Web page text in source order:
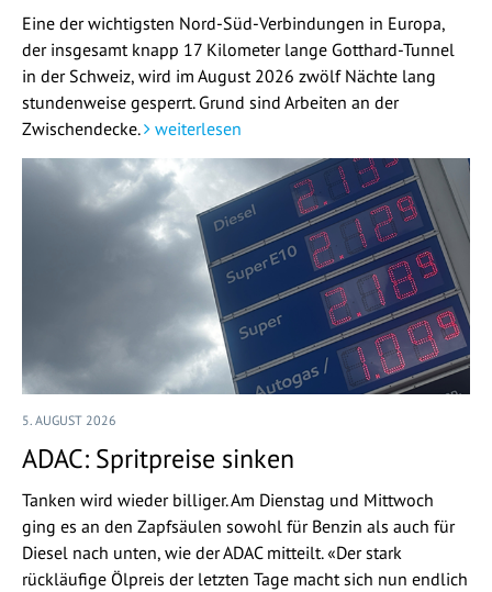
Eine der wichtigsten Nord-Süd-Verbindungen in Europa,
der insgesamt knapp 17 Kilometer lange Gotthard-Tunnel
in der Schweiz, wird im August 2026 zwölf Nächte lang
stundenweise gesperrt. Grund sind Arbeiten an der
Zwischendecke.
weiterlesen
5. AUGUST 2026
ADAC: Spritpreise sinken
Tanken wird wieder billiger. Am Dienstag und Mittwoch
ging es an den Zapfsäulen sowohl für Benzin als auch für
Diesel nach unten, wie der ADAC mitteilt. «Der stark
rückläufige Ölpreis der letzten Tage macht sich nun endlich